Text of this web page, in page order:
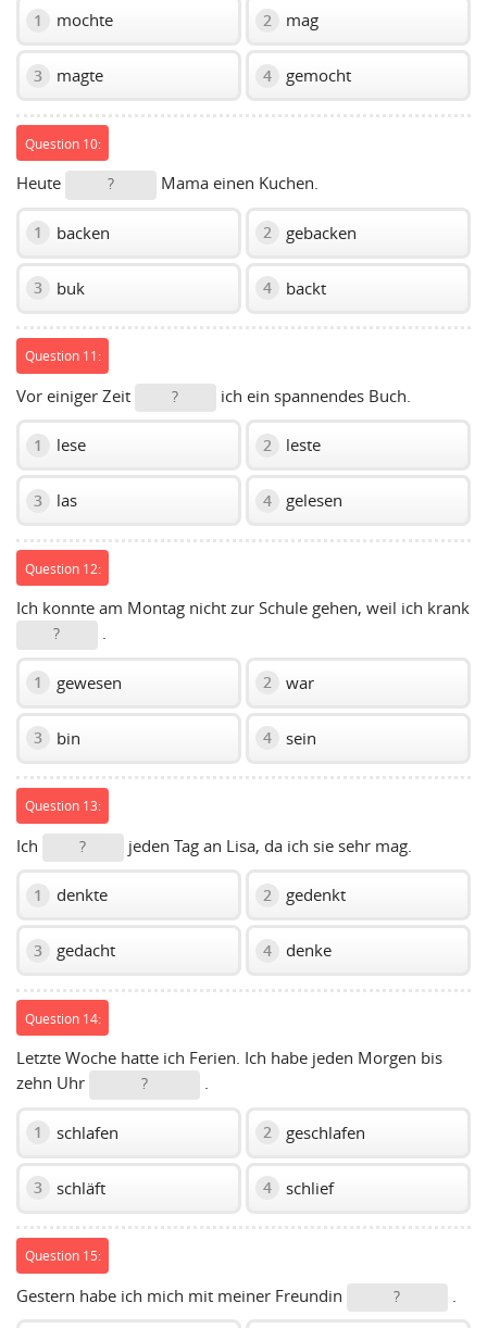
1 mochte 2 mag
3 magte 4 gemocht
Question 10:
Heute ? Mama einen Kuchen.
1 backen 2 gebacken
3 buk 4 backt
Question 11:
Vor einiger Zeit ? ich ein spannendes Buch.
1 lese 2 leste
3 las 4 gelesen
Question 12:
Ich konnte am Montag nicht zur Schule gehen, weil ich krank
? .
1 gewesen 2 war
3 bin 4 sein
Question 13:
Ich ? jeden Tag an Lisa, da ich sie sehr mag.
1 denkte 2 gedenkt
3 gedacht 4 denke
Question 14:
Letzte Woche hatte ich Ferien. Ich habe jeden Morgen bis
zehn Uhr
? .
1 schlafen 2 geschlafen
3 schläft 4 schlief
Question 15:
Gestern habe ich mich mit meiner Freundin ?